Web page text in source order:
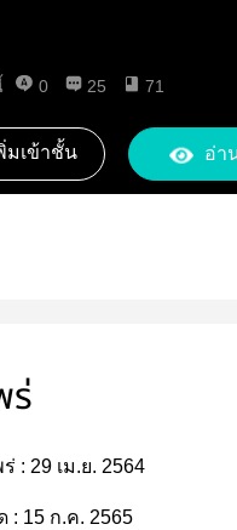
0 25 71
มเข้าชั้น อ่า
ร่
: 29 เม.ย. 2564
: 15 ก.ค. 2565